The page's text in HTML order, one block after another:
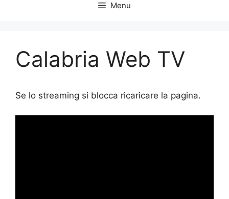
Menu
Calabria Web TV
Se lo streaming si blocca ricaricare la pagina.